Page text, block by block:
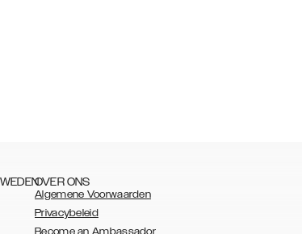
OVER ONS
Algemene Voorwaarden
Privacybeleid